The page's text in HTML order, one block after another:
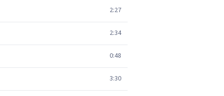
2:27
2:34
0:48
3:30